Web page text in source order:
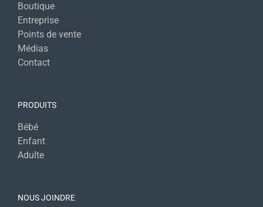
Boutique
Entreprise
Points de vente
Médias
Contact
PRODUITS
Bébé
Enfant
Adulte
NOUS JOINDRE